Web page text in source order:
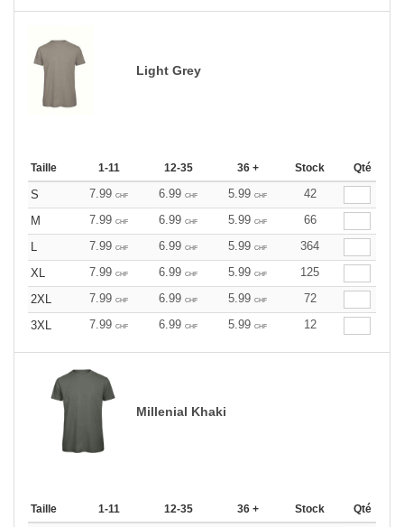
Light Grey
Taille 1-11 12-35 36 + Stock Qté
S 7.99 CHF 6.99 CHF 5.99 CHF
42
M
7.99 CHF 6.99 CHF 5.99 CHF
66
L
7.99 CHF 6.99 CHF 5.99 CHF
364
XL
7.99 CHF 6.99 CHF 5.99 CHF
125
2XL
7.99 CHF 6.99 CHF 5.99 CHF
72
3XL
7.99 CHF 6.99 CHF 5.99 CHF 12
Millenial Khaki
Taille 1-11 12-35 36 + Stock Qté